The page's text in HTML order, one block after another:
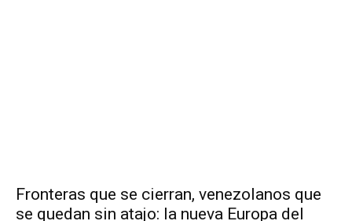
Fronteras que se cierran, venezolanos que
se quedan sin atajo: la nueva Europa del